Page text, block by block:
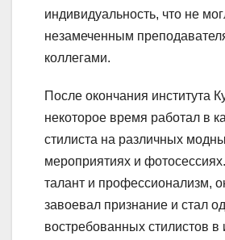
индивидуальность, что не
незамеченным
коллегами.
После окончания института
некоторое время работал в
стилиста на различных
мероприятиях и
талант и профессионализм,
завоевал признание и стал
востребованных стилистов в